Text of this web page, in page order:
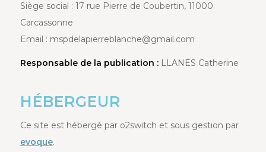
Siège social : 17 rue Pierre de Coubertin, 11000
Carcassonne
Email : mspdelapierreblanche@gmail.com
Responsable de la publication :LLANES Catherine
HÉBERGEUR
Ce site est hébergé par o2switch et sous gestion par
evoque.